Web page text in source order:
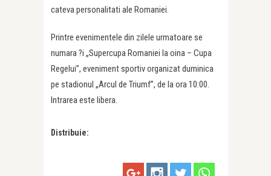
cateva personalitati ale Romaniei.
Printre evenimentele din zilele urmatoare se
numara ?i „Supercupa Romaniei la oina – Cupa
Regelui”, eveniment sportiv organizat duminica
pe stadionul „Arcul de Triumf”, de la ora 10:00.
Intrarea este libera.
Distribuie: